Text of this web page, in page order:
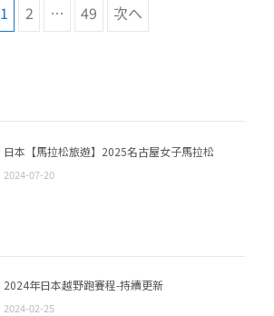
1 2 … 49 次へ
日本【馬拉松旅遊】2025名古屋女子馬拉松
2024-07-20
2024年日本越野跑賽程-持續更新
2024-02-25